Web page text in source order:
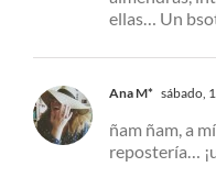
ellas… Un
Ana M* sábado,
ñam ñam, a
repostería…